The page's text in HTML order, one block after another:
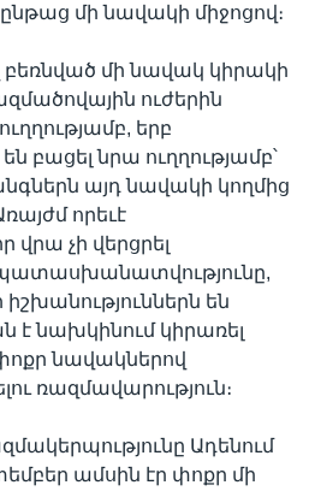
մի նավակի միջոցով։
բեռնված մի նավակ կիրակի
ուժերին
երբ
բացել նրա ուղղությամբ՝
այդ նավակի կողմից
որեւէ
վրա չի վերցրել
են
է նախկինում կիրառել
նավակներով
ռազմավարություն։
Ադենում
ամսին էր փոքր մի